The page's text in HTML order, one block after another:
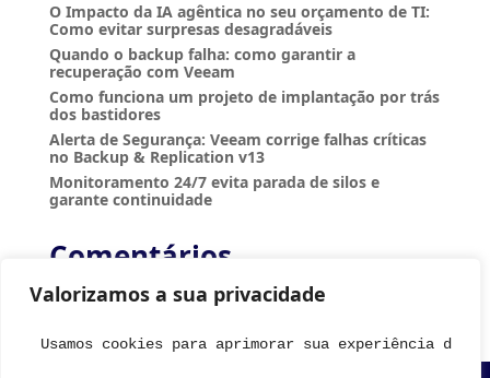
Valorizamos a sua privacidade
Usamos cookies para aprimorar sua experiência de
O Impacto da IA agêntica no seu orçamento de TI:
Como evitar surpresas desagradáveis
Quando o backup falha: como garantir a
recuperação com Veeam
Como funciona um projeto de implantação por trás
dos bastidores
Alerta de Segurança: Veeam corrige falhas críticas
no Backup & Replication v13
Monitoramento 24/7 evita parada de silos e
garante continuidade
Comentários
Nenhum comentário para mostrar.